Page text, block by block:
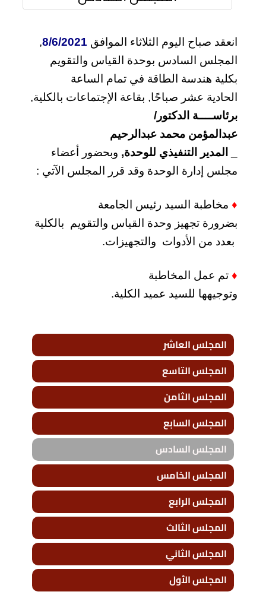
انعقد صباح اليوم الثلاثاء الموافق 8/6/2021
,
المجلس السادس بوحدة القياس والتقويم
بكلية هندسة الطاقة في تمام
الساعة
الحادية عشر صباحًا, بقاعة الإجتماعات بالكلية,
برئاســــة الدكتور/
عبدالمؤمن محمد عبدالرحيم
المدير التنفيذي للوحدة, وبحضور أعضاء
مجلس إدارة الوحدة وقد قرر المجلس الآتي :
♦ مخاطبة السيد رئيس الجامعة
بضرورة تجهيز وحدة القياس والتقويم بالكلية
بعدد من الأدوات والتجهيزات.
♦ تم عمل المخاطبة
وتوجيهها للسيد عميد الكلية.
المجلس العاشر
المجلس التاسع
المجلس الثامن
المجلس السابع
المجلس السادس
المجلس الخامس
المجلس الرابع
المجلس الثالث
المجلس الثاني
المجلس الأول